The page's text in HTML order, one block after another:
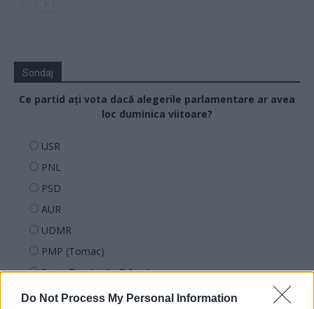
Do Not Process My Personal Information
Sondaj
Ce partid ați vota dacă alegerile parlamentare ar avea
loc duminica viitoare?
USR
PNL
PSD
AUR
UDMR
PMP (Tomac)
Forța Dreptei (L. Orban)
PNȚMM